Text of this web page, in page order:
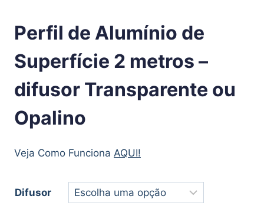
Perfil de Alumínio de
Superfície 2 metros –
difusor Transparente ou
Opalino
Veja Como Funciona AQUI!
Difusor